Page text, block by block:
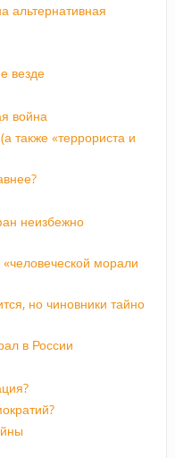
альтернативная
везде
война
также «террориста и
неизбежно
морали
но чиновники тайно
в России